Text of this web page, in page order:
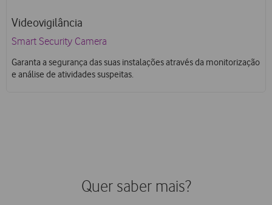
Videovigilância
Smart Security Camera
Garanta a segurança das suas instalações através da monitorização
e análise de atividades suspeitas.
Quer saber mais?